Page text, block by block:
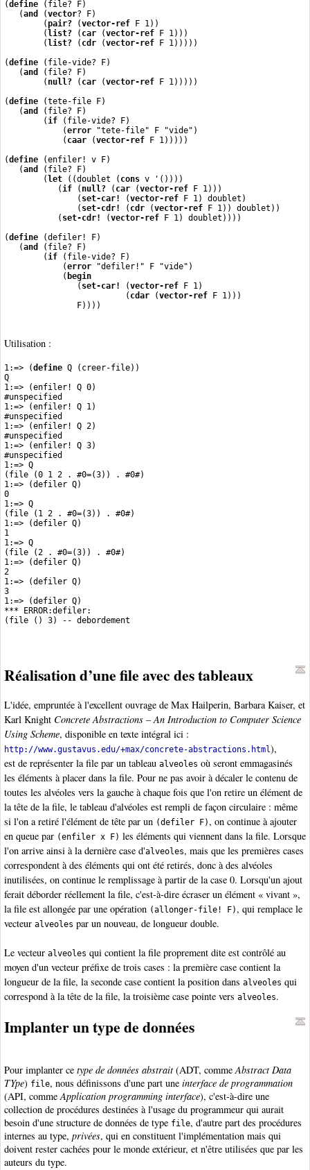
(define (file? F)
   (
and (vector? F)
        (
pair? (vector-ref F 1))
        (
list? ( car (vector-ref F 1)))
        (
list? ( cdr (vector-ref F 1)))))
(define (file-vide? F)
   (
and
(file? F)
        (
null? ( car (vector-ref F 1)))))
(define (tete-file F)
   (
and
(file? F)
        (
if (file-vide? F)
            (
error "tete-file" F "vide")
            (
caar (vector-ref F 1)))))
(define (enfiler! v F)
   (
and
(file? F)
        (
let ((doublet ( cons v '())))
           (
if ( null? ( car (vector-ref F 1)))
               (
set-car! (vector-ref F 1) doublet)
               (
set-cdr! ( cdr (vector-ref F 1)) doublet))
           (
set-cdr! (vector-ref F 1) doublet))))
(define (defiler! F)
   (
and
(file? F)
        (
if (file-vide? F)
            (
error "defiler!" F "vide")
            (
begin
               (
set-car! (vector-ref F 1)
                         (
cdar (vector-ref F 1)))
               F))))
Utilisation :
1:=> (define Q (creer-file))
Q
1:=> (enfiler! Q 0)
#unspecified
1:=> (enfiler! Q 1)
#unspecified
1:=> (enfiler! Q 2)
#unspecified
1:=> (enfiler! Q 3)
#unspecified
1:=> Q
(file (0 1 2 . #0=(3)) . #0#)
1:=> (defiler Q)
0
1:=> Q
(file (1 2 . #0=(3)) . #0#)
1:=> (defiler Q)
1
1:=> Q
(file (2 . #0=(3)) . #0#)
1:=> (defiler Q)
2
1:=> (defiler Q)
3
1:=> (defiler Q)
*** ERROR:defiler:
(file () 3) -- debordement
Réalisation d’une file avec des tableaux
L'idée, empruntée à l'excellent ouvrage de Max Hailperin, Barbara Kaiser, et
Karl Knight Concrete Abstractions – An Introduction to Computer Science
Using Scheme, disponible en texte intégral ici :
http://www.gustavus.edu/+max/concrete-abstractions.html),
est de représenter la file par un tableau alveoles où seront emmagasinés
les éléments à placer dans la file. Pour ne pas avoir à décaler le contenu de
toutes les alvéoles vers la gauche à chaque fois que l'on retire un élément de
la tête de la file, le tableau d'alvéoles est rempli de façon circulaire : même
si l'on a retiré l'élément de tête par un (defiler F), on continue à ajouter
en queue par (enfiler x F) les éléments qui viennent dans la file. Lorsque
l'on arrive ainsi à la dernière case d'alveoles, mais que les premières cases
correspondent à des éléments qui ont été retirés, donc à des alvéoles
inutilisées, on continue le remplissage à partir de la case 0. Lorsqu'un ajout
ferait déborder réellement la file, c'est-à-dire écraser un élément « vivant »,
la file est allongée par une opération (allonger-file! F), qui remplace le
vecteur alveoles par un nouveau, de longueur double.
Le vecteur alveoles qui contient la file proprement dite est contrôlé au
moyen d'un vecteur préfixe de trois cases : la première case contient la
longueur de la file, la seconde case contient la position dans alveoles qui
correspond à la tête de la file, la troisième case pointe vers alveoles.
Implanter un type de données
Pour implanter ce type de données abstrait(ADT, commeAbstract Data
TYpe) file, nous définissons d'une part une interface de programmation
(API, commeApplication programming interface), c'est-à-dire une
collection de procédures destinées à l'usage du programmeur qui aurait
besoin d'une structure de données de type file, d'autre part des procédures
internes au type, privées, qui en constituent l'implémentation mais qui
doivent rester cachées pour le monde extérieur, et n'être utilisées que par les
auteurs du type.